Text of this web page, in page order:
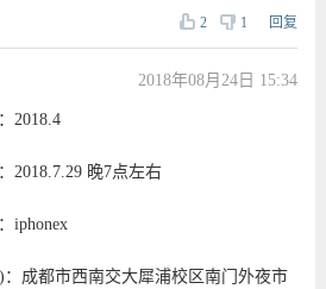
2 1 回复
2018年08月24日 15:34
2018.4
2018.7.29 晚7点左右
iphonex
成都市西南交大犀浦校区南门外夜市